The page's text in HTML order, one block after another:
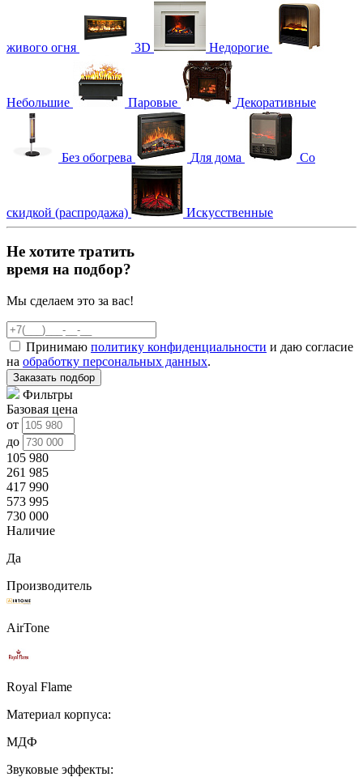
живого огня 3D Недорогие
Небольшие Паровые Декоративные
Без обогрева Для дома Со
скидкой (распродажа) Искусственные
Не хотите тратить
время на подбор?
Мы сделаем это за вас!
Принимаю политику конфиденциальности и даю согласие
на обработку персональных данных.
Заказать подбор
Фильтры
Базовая цена
от
до
105 980
261 985
417 990
573 995
730 000
Наличие
Да
Производитель
AirTone
Royal Flame
Материал корпуса:
МДФ
Звуковые эффекты: